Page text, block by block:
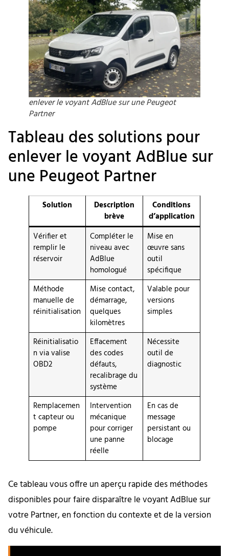
enlever le voyant AdBlue sur une Peugeot
Partner
Tableau des solutions pour
enlever le voyant AdBlue sur
une Peugeot Partner
Solution
Description
brève
Conditions
d’application
Vérifier et
remplir le
réservoir
Compléter le
niveau avec
AdBlue
homologué
Mise en
œuvre sans
outil
spécifique
Méthode
manuelle de
réinitialisation
Mise contact,
démarrage,
quelques
kilomètres
Valable pour
versions
simples
Réinitialisatio
n via valise
OBD2
Effacement
des codes
défauts,
recalibrage du
système
Nécessite
outil de
diagnostic
Remplacemen
t capteur ou
pompe
Intervention
mécanique
pour corriger
une panne
réelle
En cas de
message
persistant ou
blocage
Ce tableau vous offre un aperçu rapide des méthodes
disponibles pour faire disparaître le voyant AdBlue sur
votre Partner, en fonction du contexte et de la version
du véhicule.